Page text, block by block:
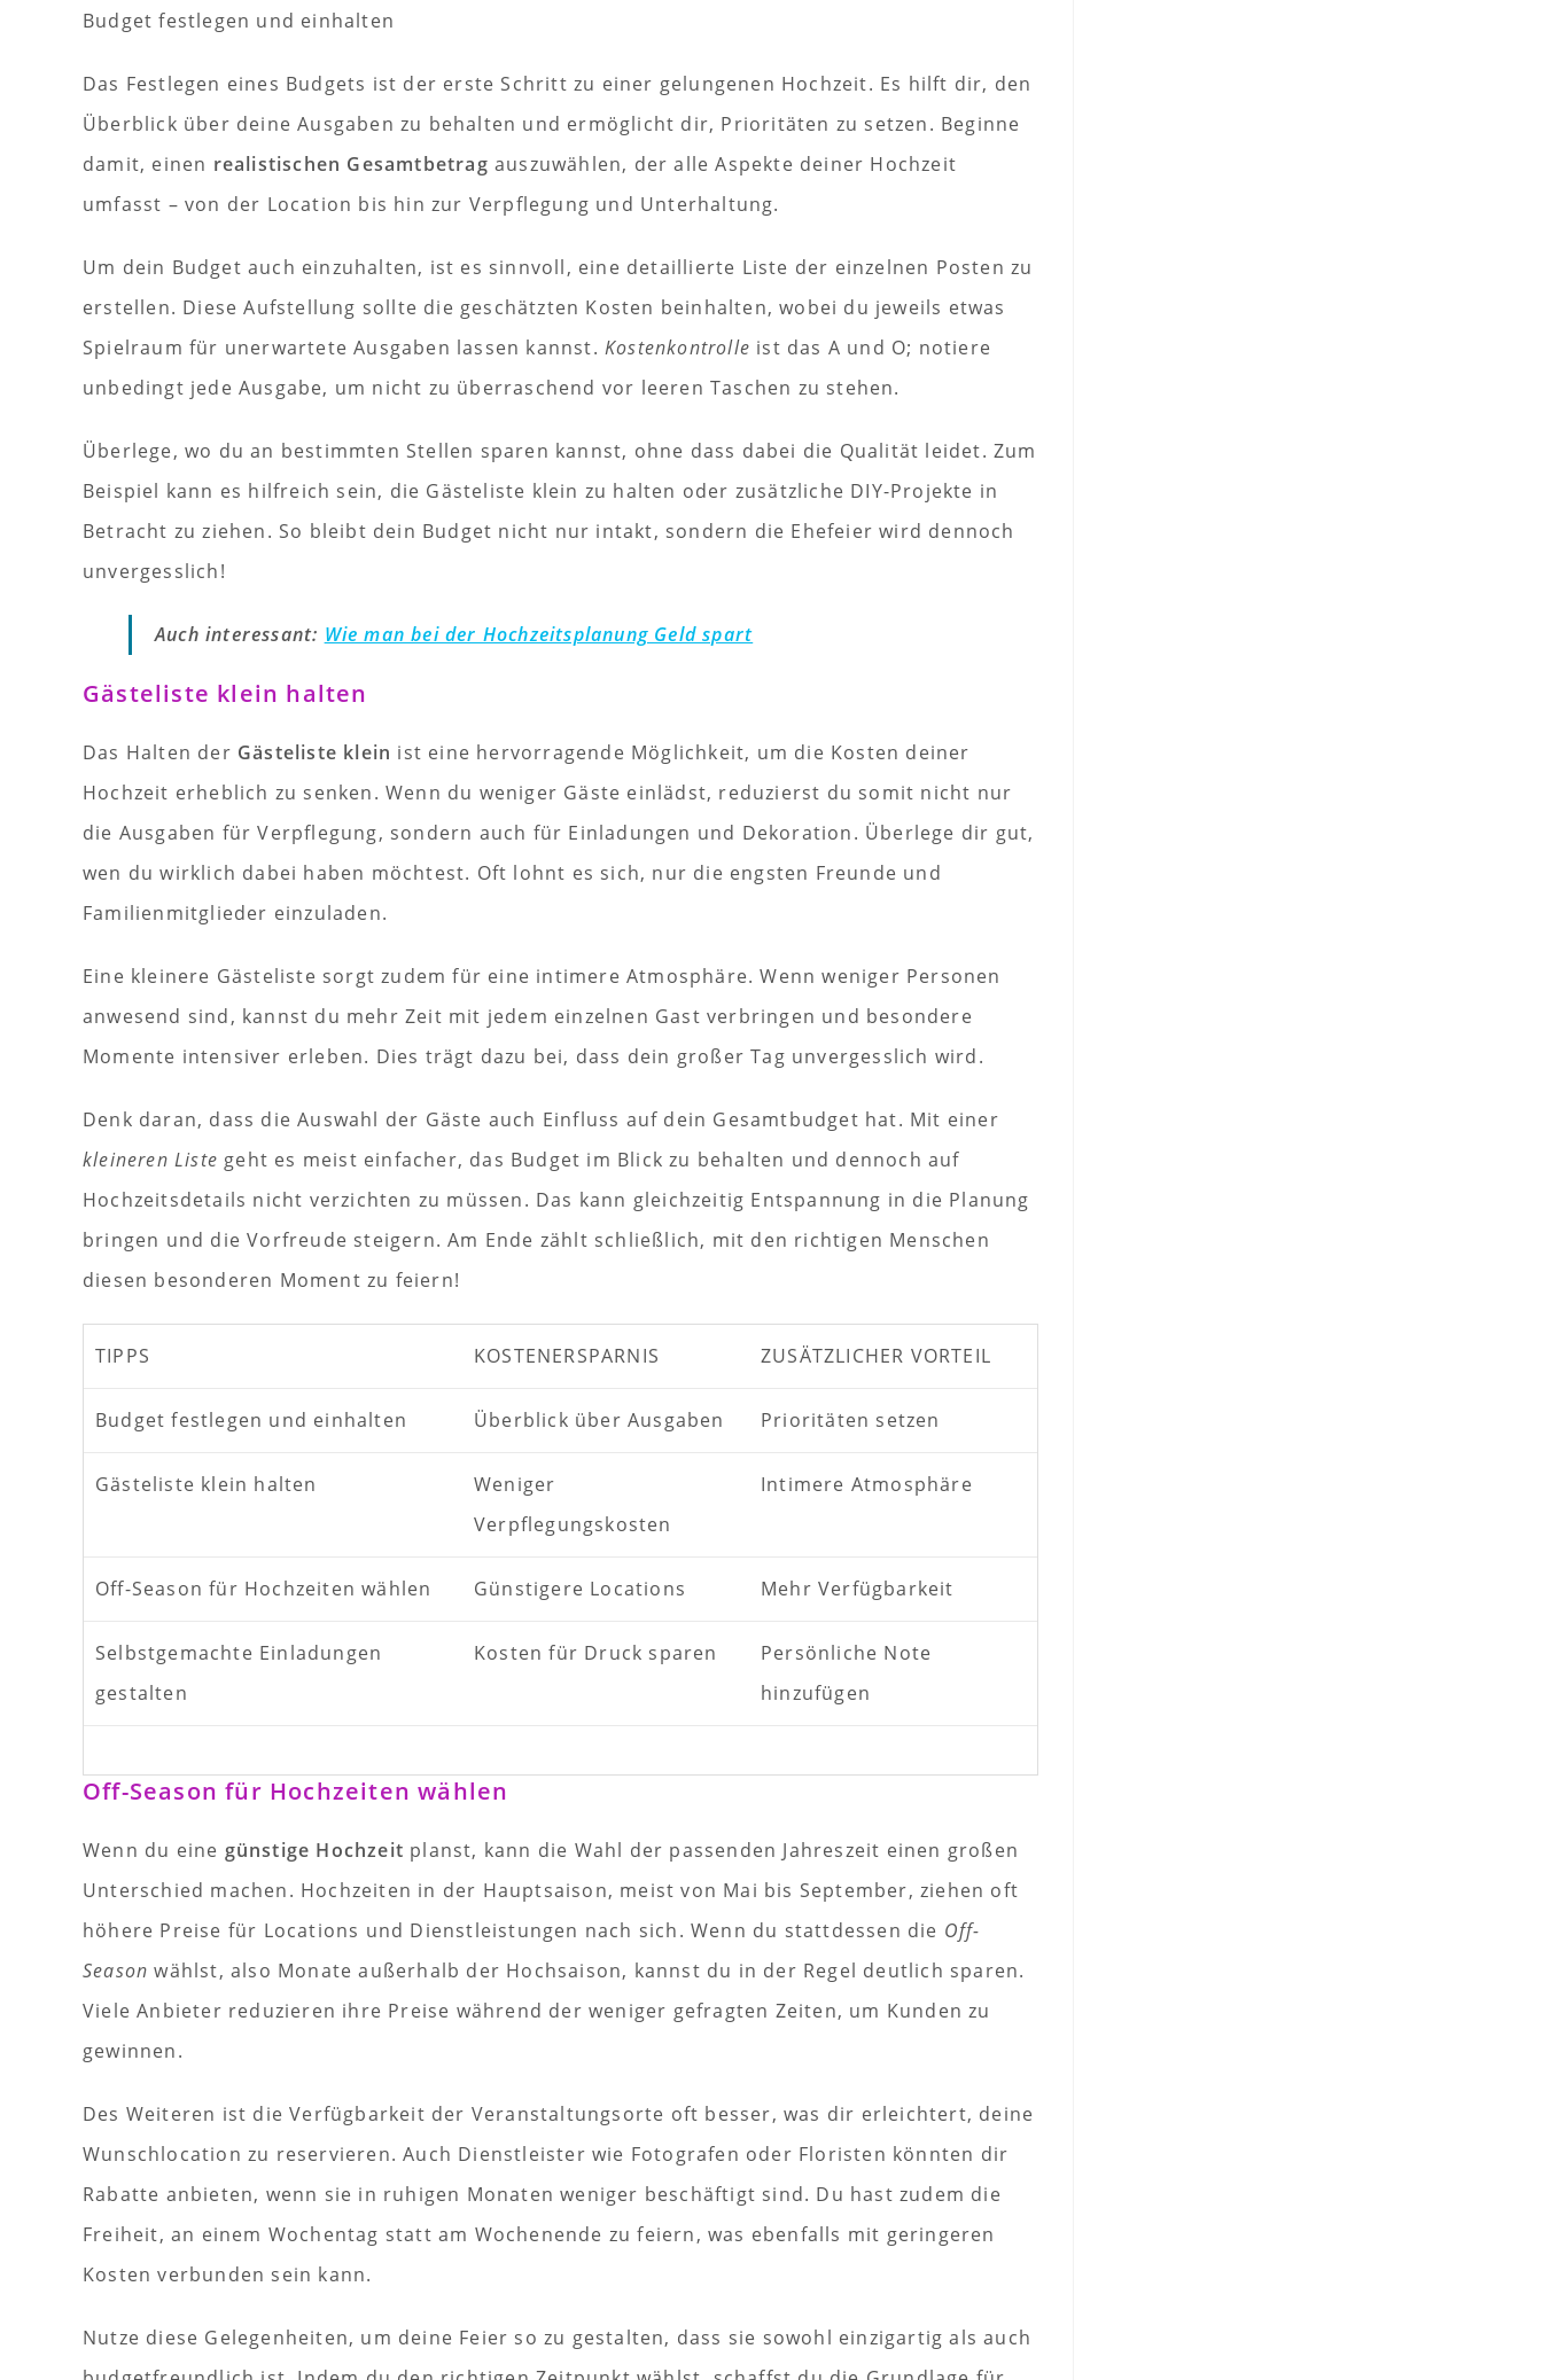
Budget festlegen und einhalten
Das Festlegen eines Budgets ist der erste Schritt zu einer gelungenen Hochzeit. Es hilft dir, den
Überblick über deine Ausgaben zu behalten und ermöglicht dir, Prioritäten zu setzen. Beginne
damit, einen realistischen Gesamtbetrag auszuwählen, der alle Aspekte deiner Hochzeit
umfasst – von der Location bis hin zur Verpflegung und Unterhaltung.
Um dein Budget auch einzuhalten, ist es sinnvoll, eine detaillierte Liste der einzelnen Posten zu
erstellen. Diese Aufstellung sollte die geschätzten Kosten beinhalten, wobei du jeweils etwas
Spielraum für unerwartete Ausgaben lassen kannst.Kostenkontrolle ist das A und O; notiere
unbedingt jede Ausgabe, um nicht zu überraschend vor leeren Taschen zu stehen.
Überlege, wo du an bestimmten Stellen sparen kannst, ohne dass dabei die Qualität leidet. Zum
Beispiel kann es hilfreich sein, die Gästeliste klein zu halten oder zusätzliche DIY-Projekte in
Betracht zu ziehen. So bleibt dein Budget nicht nur intakt, sondern die Ehefeier wird dennoch
unvergesslich!
Auch interessant: Wie man bei der Hochzeitsplanung Geld spart
Gästeliste klein halten
Das Halten der Gästeliste klein ist eine hervorragende Möglichkeit, um die Kosten deiner
Hochzeit erheblich zu senken. Wenn du weniger Gäste einlädst, reduzierst du somit nicht nur
die Ausgaben für Verpflegung, sondern auch für Einladungen und Dekoration. Überlege dir gut,
wen du wirklich dabei haben möchtest. Oft lohnt es sich, nur die engsten Freunde und
Familienmitglieder einzuladen.
Eine kleinere Gästeliste sorgt zudem für eine intimere Atmosphäre. Wenn weniger Personen
anwesend sind, kannst du mehr Zeit mit jedem einzelnen Gast verbringen und besondere
Momente intensiver erleben. Dies trägt dazu bei, dass dein großer Tag unvergesslich wird.
Denk daran, dass die Auswahl der Gäste auch Einfluss auf dein Gesamtbudget hat. Mit einer
kleineren Liste geht es meist einfacher, das Budget im Blick zu behalten und dennoch auf
Hochzeitsdetails nicht verzichten zu müssen. Das kann gleichzeitig Entspannung in die Planung
bringen und die Vorfreude steigern. Am Ende zählt schließlich, mit den richtigen Menschen
diesen besonderen Moment zu feiern!
TIPPS KOSTENERSPARNIS ZUSÄTZLICHER VORTEIL
Budget festlegen und einhalten Überblick über Ausgaben Prioritäten setzen
Gästeliste klein halten
Weniger
Verpflegungskosten
Intimere Atmosphäre
Off-Season für Hochzeiten wählen Günstigere Locations Mehr Verfügbarkeit
Selbstgemachte Einladungen
gestalten
Kosten für Druck sparen
Persönliche Note
hinzufügen
Off-Season für Hochzeiten wählen
Wenn du eine günstige Hochzeit planst, kann die Wahl der passenden Jahreszeit einen großen
Unterschied machen. Hochzeiten in der Hauptsaison, meist von Mai bis September, ziehen oft
höhere Preise für Locations und Dienstleistungen nach sich. Wenn du stattdessen die Off-
Season wählst, also Monate außerhalb der Hochsaison, kannst du in der Regel deutlich sparen.
Viele Anbieter reduzieren ihre Preise während der weniger gefragten Zeiten, um Kunden zu
gewinnen.
Des Weiteren ist die Verfügbarkeit der Veranstaltungsorte oft besser, was dir erleichtert, deine
Wunschlocation zu reservieren. Auch Dienstleister wie Fotografen oder Floristen könnten dir
Rabatte anbieten, wenn sie in ruhigen Monaten weniger beschäftigt sind. Du hast zudem die
Freiheit, an einem Wochentag statt am Wochenende zu feiern, was ebenfalls mit geringeren
Kosten verbunden sein kann.
Nutze diese Gelegenheiten, um deine Feier so zu gestalten, dass sie sowohl einzigartig als auch